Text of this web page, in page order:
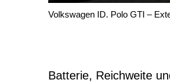
Volkswagen ID. Polo GTI –
Batterie, Reichweite